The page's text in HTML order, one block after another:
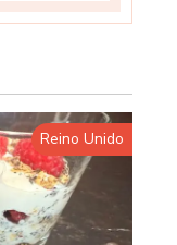
Reino Unido